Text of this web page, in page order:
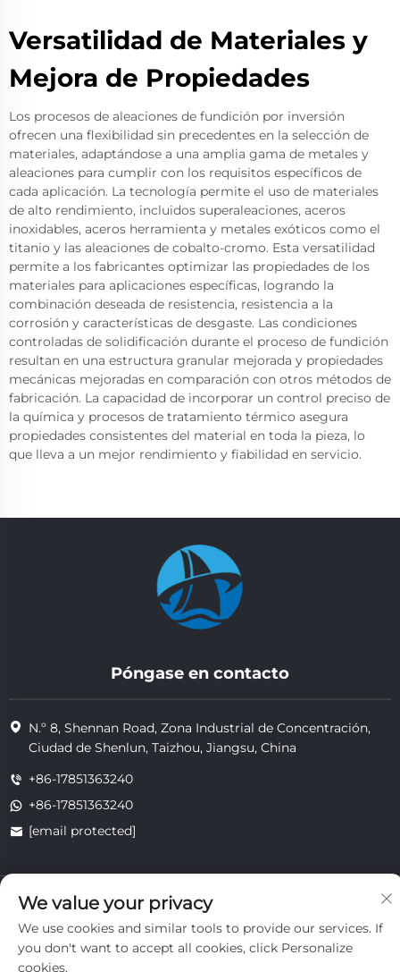
Versatilidad de Materiales y
Mejora de Propiedades
Los procesos de aleaciones de fundición por inversión
ofrecen una flexibilidad sin precedentes en la selección de
materiales, adaptándose a una amplia gama de metales y
aleaciones para cumplir con los requisitos específicos de
cada aplicación. La tecnología permite el uso de materiales
de alto rendimiento, incluidos superaleaciones, aceros
inoxidables, aceros herramienta y metales exóticos como el
titanio y las aleaciones de cobalto-cromo. Esta versatilidad
permite a los fabricantes optimizar las propiedades de los
materiales para aplicaciones específicas, logrando la
combinación deseada de resistencia, resistencia a la
corrosión y características de desgaste. Las condiciones
controladas de solidificación durante el proceso de fundición
resultan en una estructura granular mejorada y propiedades
mecánicas mejoradas en comparación con otros métodos de
fabricación. La capacidad de incorporar un control preciso de
la química y procesos de tratamiento térmico asegura
propiedades consistentes del material en toda la pieza, lo
que lleva a un mejor rendimiento y fiabilidad en servicio.
Póngase en contacto
N.º 8, Shennan Road, Zona Industrial de Concentración,
Ciudad de Shenlun, Taizhou, Jiangsu, China
+86-17851363240
+86-17851363240
[email protected]
Copyright © 2025 Jiangsu Tongzhou Heat Resistant Technology
Co., Ltd. Todos los derechos reservados.
privacidad
We value your privacy
We use cookies and similar tools to provide our services. If
you don't want to accept all cookies, click Personalize
cookies.